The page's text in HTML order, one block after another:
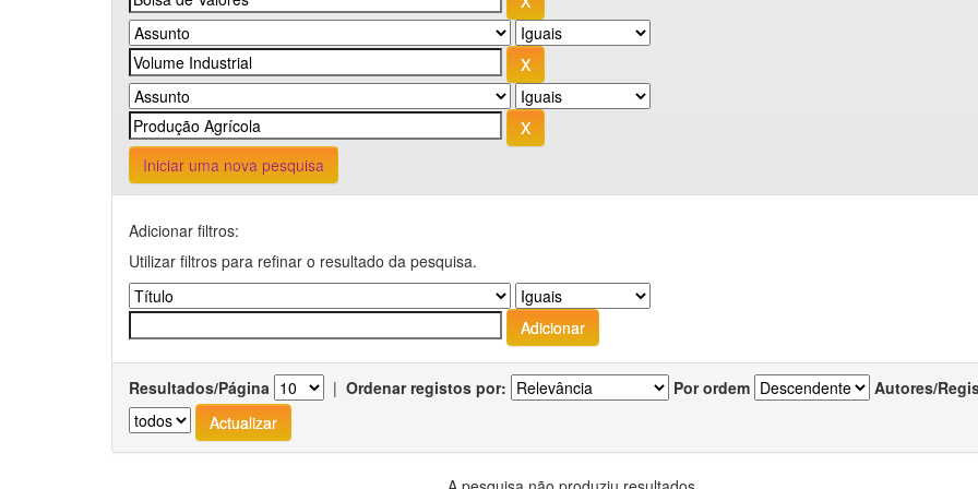
Iniciar uma nova pesquisa
Adicionar filtros:
Utilizar filtros para refinar o resultado da pesquisa.
Resultados/Página | Ordenar registos por: Por ordem Autores/